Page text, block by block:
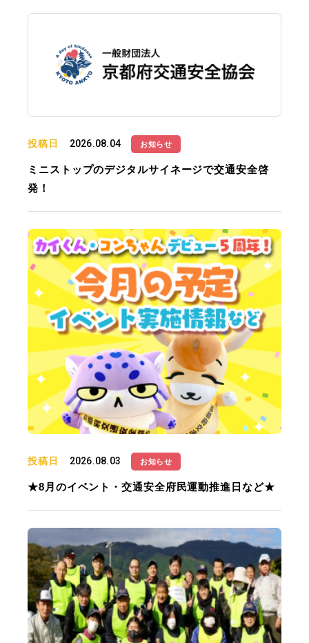
投稿日 2026.08.04 お知らせ
ミニストップのデジタルサイネージで交通安全啓
発！
投稿日 2026.08.03 お知らせ
★8月のイベント・交通安全府民運動推進日など★